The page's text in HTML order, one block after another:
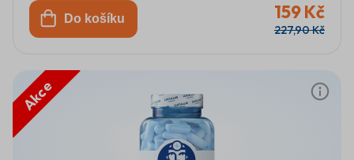
Do košíku 159 Kč
227,90 Kč
Akce